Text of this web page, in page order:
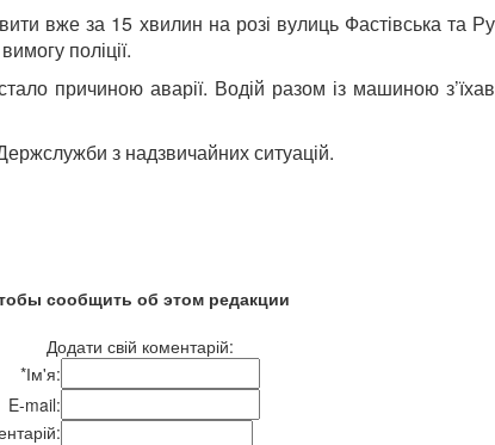
вже за 15 хвилин на розі вулиць Фастівська та
поліції.
причиною аварії. Водій разом із машиною
з надзвичайних ситуацій.
сообщить об этом редакции
Додати свій коментарій:
*Ім'я:
E-mail: